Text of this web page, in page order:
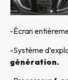
-Écran
-Système
génération.